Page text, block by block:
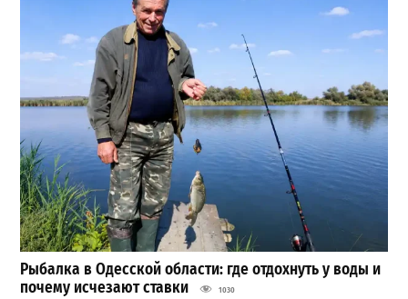
Рыбалка в Одесской области: где отдохнуть у воды и
почему исчезают ставки
1030